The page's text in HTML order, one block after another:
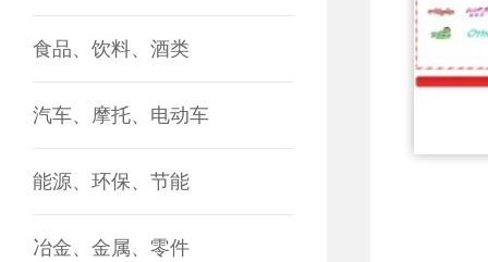
食品、饮料、酒类
汽车、摩托、电动车
能源、环保、节能
冶金、金属、零件